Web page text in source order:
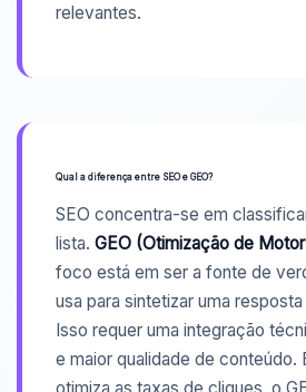
relevantes.
Qual a diferença entre SEO e GEO?
SEO concentra-se em
lista. GEO (Otimização de
foco está em ser a fonte de
usa para sintetizar uma
Isso requer uma integração
e maior qualidade de conteúdo.